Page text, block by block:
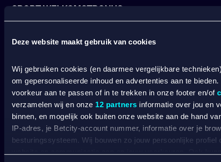
Deze website maakt gebruik van cookies
Wij gebruiken cookies (en daarmee vergelijkbare
om gepersonaliseerde inhoud en advertenties aan te
voorkeur aan te passen of in te trekken in onze footer en/of
verzamelen wij en onze 12 partners informatie over jou en
binnen, en mogelijk ook buiten onze website aan de hand
IP-adres, je Betcity-account nummer, informatie over je
besturingssysteem. Wij bouwen zo jouw persoonlijke profiel
SPORT WELKOMSTBONUS
Wat kost gokken jou? Stop op tijd. 18+
BETCITY
SPORTSBOOK
Wedden op sport
Wedden op voetbal
Wedden op Eredivisie